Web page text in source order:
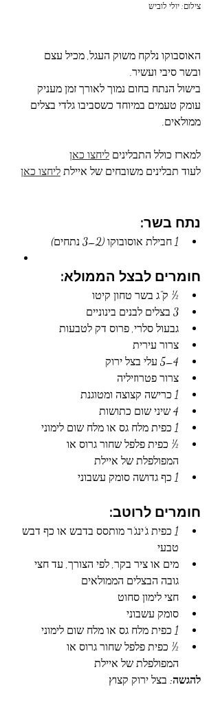
צילום: יולי לוביש
האוסבוקו נלקח משוק העגל, מכיל עצם
ובשר סיבי ועשיר.
בישול הנתח בחום נמוך לאורך זמן מעניק
עומק טעמים במיוחד כשסביבו גלדי בצלים
ממולאים.
למארז כולל התבלינים ליחצו כאן
לעוד תבלינים משובחים של איילת ליחצו כאן
נתח בשר:
1 חבילת אוסובוקו (2–3 נתחים)
חומרים לבצל הממולא:
½ ק"ג בשר טחון קיטו
3 בצלים לבנים בינוניים
גבעול סלרי, פרוס דק לטבעות
צרור עירית
4–5 עלי בצל ירוק
צרור פטרוזיליה
1 כרישה קצוצה ומטוגנת
4 שיני ש
ום כתושות
1 כפית מלח גס או מלח שום לימוני
½ כפית פלפל שחור גרוס או
המפולפלת של איילת
1 כף גדושה סומק עשבוני
חומרים לרוטב:
1 כפית ג’ינג’ר מותסס בדבש או כף דבש
טבעי
מים או ציר בקר, לפי הצורך, עד חצי
גובה הבצלים הממולאים
חצי לימון סחוט
סומק עשבוני
1 כפית מלח גס או מלח שום לימוני
½ כפית פלפל שחור גרוס או
המפולפלת של איילת
להגשה: בצל ירוק קצוץ